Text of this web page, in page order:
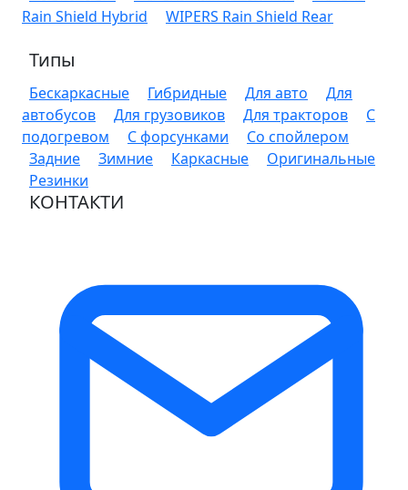
Rain Shield Hybrid
WIPERS Rain Shield Rear
Типы
Бескаркасные Гибридные Для авто
Для
автобусов
Для грузовиков Для тракторов
С
подогревом
С форсунками
Со спойлером
Задние
Зимние Каркасные
Оригинальные
Резинки
КОНТАКТИ